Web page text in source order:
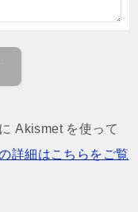
Akismet を使って
詳細はこちらをご覧